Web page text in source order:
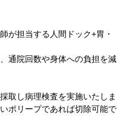
が担当する人間ドック+胃・
通院回数や身体への負担を減
取し病理検査を実施いたしま
ポリープであれば切除可能で